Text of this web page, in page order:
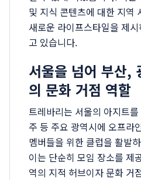
및 지식 콘텐츠에 대한 지역
새로운 라이프스타일을 제
고 있습니다.
서울을 넘어 부산,
의 문화 거점 역할
트레바리는 서울의 아지트
주 등 주요 광역시에 오프라
멤버들을 위한 클럽을 활발
이는 단순히 모임 장소를 제
역의 지적 허브이자 문화 거